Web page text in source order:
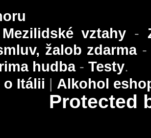
Mezilidské vztahy -
žalob zdarma
hudba- Testy.
o Itálii | Alkohol
Protected